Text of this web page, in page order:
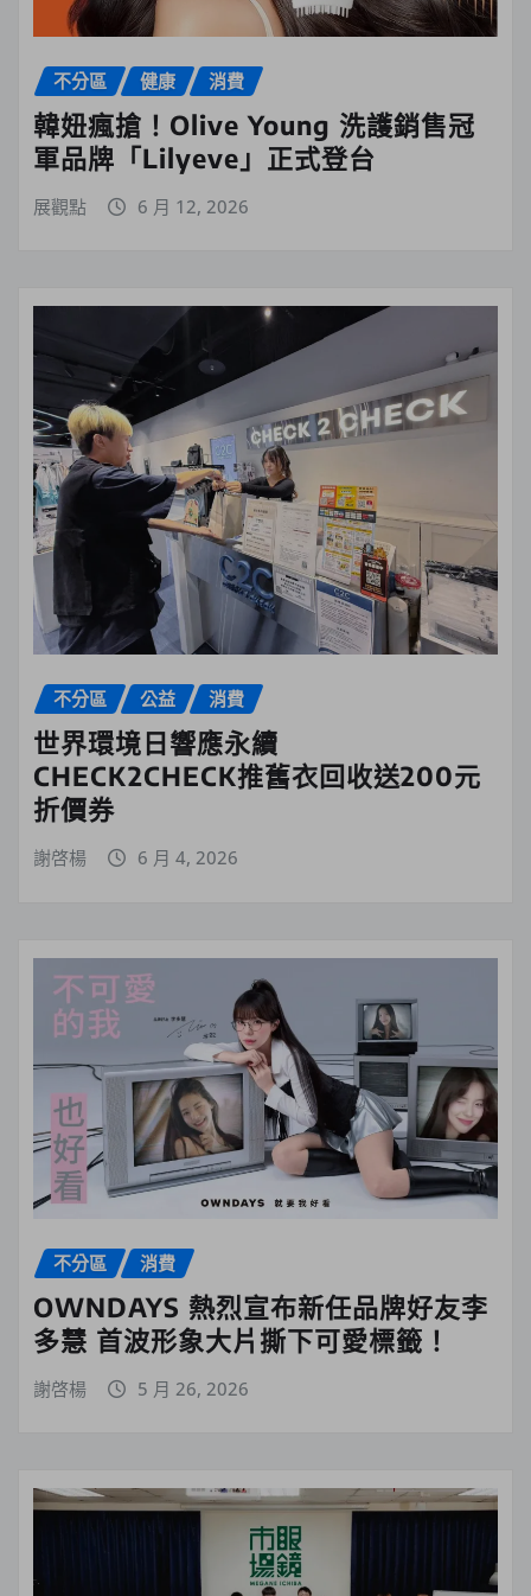
不分區 健康 消費
韓妞瘋搶！Olive Young 洗護銷售冠
軍品牌「Lilyeve」正式登台
展觀點 6 月 12, 2026
不分區 公益 消費
世界環境日響應永續
CHECK2CHECK推舊衣回收送200元
折價券
謝啓楊 6 月 4, 2026
不分區 消費
OWNDAYS 熱烈宣布新任品牌好友李
多慧 首波形象大片撕下可愛標籤！
謝啓楊 5 月 26, 2026